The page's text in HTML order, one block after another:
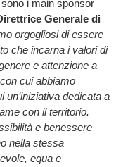
i main sponsor
Generale di
orgogliosi di essere
che incarna i valori di
e attenzione a
cui abbiamo
un’iniziativa dedicata a
con il territorio.
e benessere
nella stessa
equa e